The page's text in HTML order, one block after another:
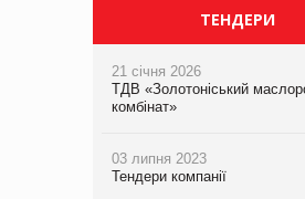
ТЕНДЕРИ
21 січня 2026
ТДВ «Золотоніський
комбінат»
03 липня 2023
Тендери компанії